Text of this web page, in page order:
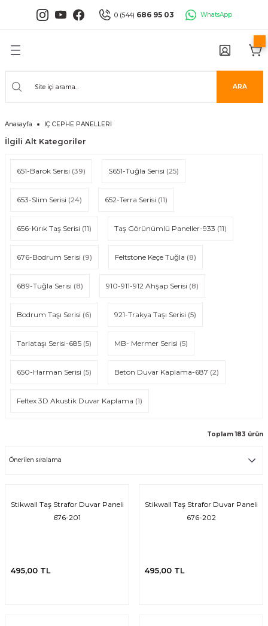
0 (544) 686 95 03 WhatsApp
Geri Dön
687
Geri Dön
Geri Dön
Geri Dön
Geri Dön
Geri Dön
ARA
Anasayfa İÇ CEPHE PANELLERİ
İlgili Alt Kategoriler
651-Barok Serisi (39) S651-Tuğla Serisi (25)
653-Slim Serisi (24) 652-Terra Serisi (11)
656-Kırık Taş Serisi (11) Taş Görünümlü Paneller-933 (11)
676-Bodrum Serisi (9) Feltstone Keçe Tuğla (8)
689-Tuğla Serisi (8) 910-911-912 Ahşap Serisi (8)
Bodrum Taşı Serisi (6) 921-Trakya Taşı Serisi (5)
Tarlataşı Serisi-685 (5) MB- Mermer Serisi (5)
650-Harman Serisi (5) Beton Duvar Kaplama-687 (2)
Feltex 3D Akustik Duvar Kaplama (1)
Toplam 183 ürün
Stikwall Taş Strafor Duvar Paneli
676-201
495,00 TL
Stikwall Taş Strafor Duvar Paneli
676-202
495,00 TL